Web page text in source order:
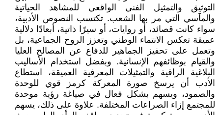
التوثيق والتمثيل الفني الواقعي للمشاهد الحياتية
والمآسي التي مر بها الشعب. تكتسب النصوص الأدبية،
سواء كانت قصائد، أو روايات، أو سيرًا ذاتية، أبعادًا دلالية
عميقة تعكس الانتماء الوطني وتعزز الروح الجماعية، بل
وتعمل على تحفيز الجماهير للدفاع عن المصالح العليا
والقيام بوظائفهم الإنسانية. وبفضل استخدام الأساليب
البلاغية الراقية والتمثيلات المعرفية العميقة، استطاع
الأدب أن يرسخ صورة المعركة كرمز قوي للوحدة
والصمود، ويسهم بشكل فعال في صياغة رؤية موحدة
للمجتمع إزاء الصراعات المختلفة. علاوة على ذلك، يسهم